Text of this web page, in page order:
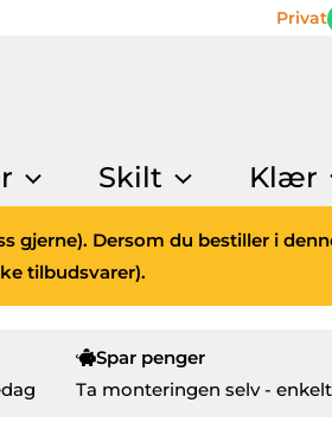
Privat
Skilt Klær
Dersom du bestiller i
tilbudsvarer).
Spar penger
Ta monteringen selv -